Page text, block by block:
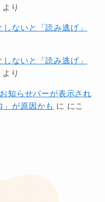
より
ないと「読み逃げ」
ないと「読み逃げ」
より
知らせバーが表示され
」が原因かも に にこ